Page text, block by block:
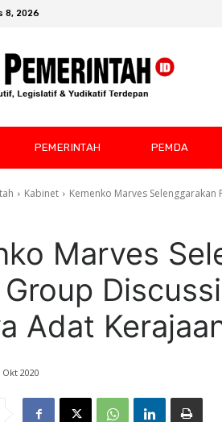
8, 2026
PEMERINTAH PEMDA
Kabinet Kemenko Marves
Marves
Adat
Okt 2020